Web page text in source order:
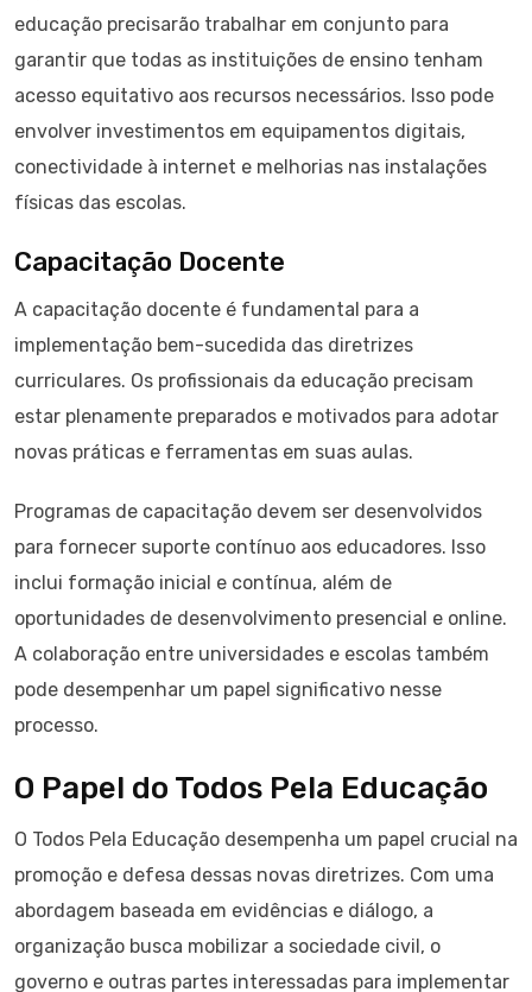
educação precisarão trabalhar em conjunto para
garantir que todas as instituições de ensino tenham
acesso equitativo aos recursos necessários. Isso pode
envolver investimentos em equipamentos digitais,
conectividade à internet e melhorias nas instalações
físicas das escolas.
Capacitação Docente
A capacitação docente é fundamental para a
implementação bem-sucedida das diretrizes
curriculares. Os profissionais da educação precisam
estar plenamente preparados e motivados para adotar
novas práticas e ferramentas em suas aulas.
Programas de capacitação devem ser desenvolvidos
para fornecer suporte contínuo aos educadores. Isso
inclui formação inicial e contínua, além de
oportunidades de desenvolvimento presencial e online.
A colaboração entre universidades e escolas também
pode desempenhar um papel significativo nesse
processo.
O Papel do Todos Pela Educação
O Todos Pela Educação desempenha um papel crucial na
promoção e defesa dessas novas diretrizes. Com uma
abordagem baseada em evidências e diálogo, a
organização busca mobilizar a sociedade civil, o
governo e outras partes interessadas para implementar